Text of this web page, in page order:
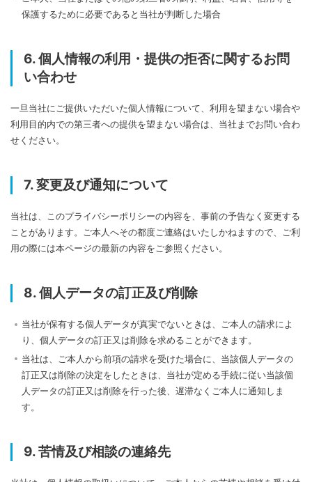
保護するために必要であると当社が判断した場合
6. 個人情報の利用・提供の拒否に関するお問
い合わせ
一旦当社にご提供いただいた個人情報について、利用を望まない場合や
利用目的内での第三者への提供を望まない場合は、当社までお問い合わ
せください。
7. 変更及び通知について
当社は、このプライバシーポリシーの内容を、事前の予告なく変更する
ことがあります。ご本人へその都度ご連絡はいたしかねますので、ご利
用の際には本ページの最新の内容をご参照ください。
8. 個人データの訂正及び削除
当社が保有する個人データが真実でないときは、ご本人の請求によ
り、個人データの訂正又は削除を求めることができます。
当社は、ご本人から前項の請求を受けた場合に、当該個人データの
訂正又は削除の決定をしたときは、当社が定める手続に従い当該個
人データの訂正又は削除を行った後、遅滞なくご本人に通知しま
す。
9. 苦情及び相談の連絡先